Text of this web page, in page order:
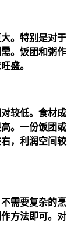
。特别是对于
。饭团和粥作
盛。
较低。食材成
。一份饭团或
，利润空间较
需要复杂的烹
方法即可。对